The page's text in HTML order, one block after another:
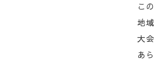
こ
地
大
あ